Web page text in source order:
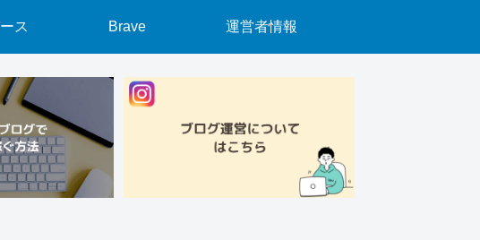
ス Brave 運営者情報